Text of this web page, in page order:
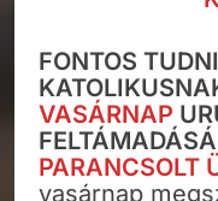
FONTOS
VASÁRNAP
PARANCSOLT
vasárnap